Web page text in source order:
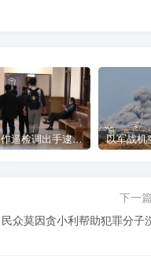
一动作逼检调出手逮人 陈盈助暴富史起底
下一
众莫因贪小利帮助犯罪分子